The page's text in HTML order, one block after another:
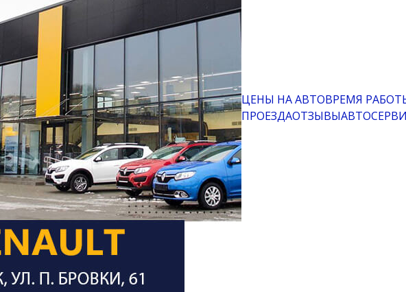
ЦЕНЫ НА АВТОВРЕМЯ
ПРОЕЗДАОТЗЫВЫ